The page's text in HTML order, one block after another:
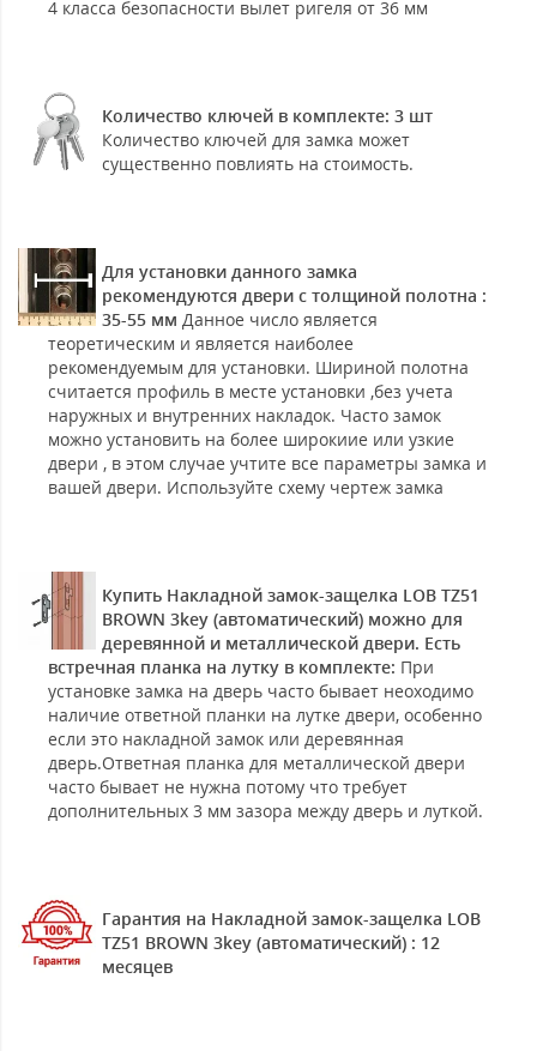
4 класса безопасности вылет ригеля от 36 мм
Количество ключей в комплекте: 3 шт
Количество ключей для замка может
существенно повлиять на стоимость.
Для установки данного замка
рекомендуются двери с толщиной полотна :
35-55 мм Данное число является
теоретическим и является наиболее
рекомендуемым для установки. Шириной полотна
считается профиль в месте установки ,без учета
наружных и внутренних накладок. Часто замок
можно установить на более широкиие или узкие
двери , в этом случае учтите все параметры замка и
вашей двери. Используйте схему чертеж замка
Купить Накладной замок-защелка LOB TZ51
BROWN 3key (автоматический) можно для
деревянной и металлической двери. Есть
встречная планка на лутку в комплекте: При
установке замка на дверь часто бывает неоходимо
наличие ответной планки на лутке двери, особенно
если это накладной замок или деревянная
дверь.Ответная планка для металлической двери
часто бывает не нужна потому что требует
дополнительных 3 мм зазора между дверь и луткой.
Гарантия на Накладной замок-защелка LOB
TZ51 BROWN 3key (автоматический) : 12
месяцев